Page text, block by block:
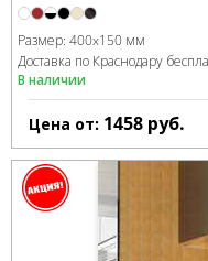
Размер: 400x150 мм
Доставка по Краснодару
В наличии
Цена от: 1458 руб.